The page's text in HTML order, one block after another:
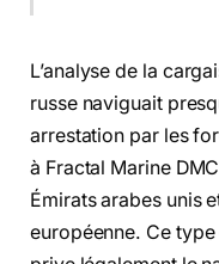
L’analyse de la
russe naviguait
arrestation par les
à Fractal Marine
Émirats arabes unis
européenne. Ce